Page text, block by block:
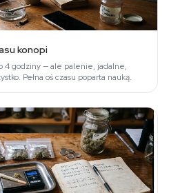
konopi
4 godziny — ale palenie, jadalne,
Pełna oś czasu poparta nauką.